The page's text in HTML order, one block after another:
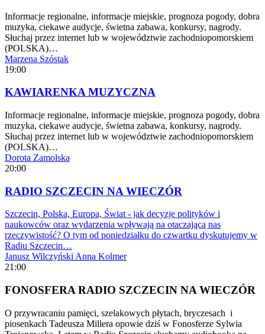
Informacje regionalne, informacje miejskie, prognoza pogody, dobra
muzyka, ciekawe audycje, świetna zabawa, konkursy, nagrody.
Słuchaj przez internet lub w województwie zachodniopomorskiem
(POLSKA)…
Marzena Szóstak
19:00
KAWIARENKA MUZYCZNA
Informacje regionalne, informacje miejskie, prognoza pogody, dobra
muzyka, ciekawe audycje, świetna zabawa, konkursy, nagrody.
Słuchaj przez internet lub w województwie zachodniopomorskiem
(POLSKA)…
Dorota Zamolska
20:00
RADIO SZCZECIN NA WIECZÓR
Szczecin, Polska, Europa, Świat - jak decyzje polityków i
naukowców oraz wydarzenia wpływają na otaczającą nas
rzeczywistość? O tym od poniedziałku do czwartku dyskutujemy w
Radiu Szczecin…
Janusz WilczyńskiAnna Kolmer
21:00
FONOSFERA RADIO SZCZECIN NA WIECZÓR
O przywracaniu pamięci, szelakowych płytach, bryczesach i
piosenkach Tadeusza Millera opowie dziś w Fonosferze Sylwia